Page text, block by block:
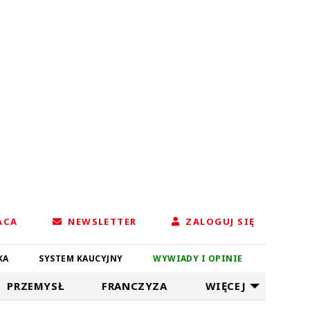
NEWSLETTER ZALOGUJ SIĘ
SYSTEM KAUCYJNY WYWIADY I OPINIE
PRZEMYSŁ FRANCZYZA WIĘCEJ